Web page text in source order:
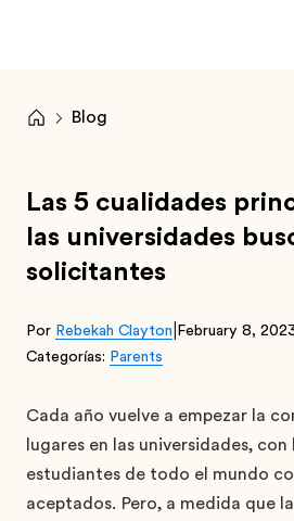
Blog
Las 5 cualidades
las universidades
solicitantes
Por Rebekah Clayton February 8,
Categorías: Parents
Cada año vuelve a empezar la
lugares en las universidades,
estudiantes de todo el mundo
aceptados. Pero, a medida que